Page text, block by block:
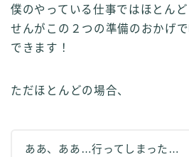
僕のやっている仕事ではほとん
せんがこの２つの準備のおかげ
できます！
ただほとんどの場合、
ああ、ああ…行ってしまった…